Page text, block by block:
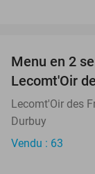
Menu en 2
Lecomt'Oir
Lecomt'Oir des
Durbuy
Vendu : 63